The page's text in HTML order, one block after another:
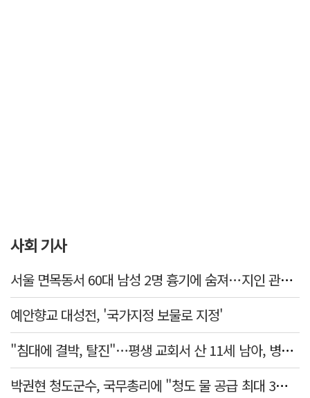
사회 기사
서울 면목동서 60대 남성 2명 흉기에 숨져…지인 관계로 추정
예안향교 대성전, '국가지정 보물로 지정'
"침대에 결박, 탈진"…평생 교회서 산 11세 남아, 병원 이송 끝 숨져
박권현 청도군수, 국무총리에 "청도 물 공급 최대 3만t 늘려달라"